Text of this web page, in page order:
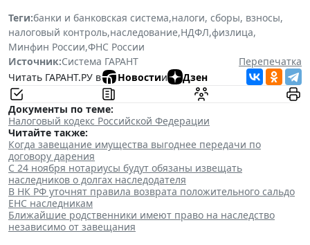
Теги:банки и банковская система,налоги, сборы, взносы,
налоговый контроль,наследование,НДФЛ,физлица,
Минфин России,ФНС России
Источник:Система ГАРАНТ
Перепечатка
Читать ГАРАНТ.РУ в
Новостии Дзен
Документы по теме:
Налоговый кодекс Российской Федерации
Читайте также:
Когда завещание имущества выгоднее передачи по
договору дарения
С 24 ноября нотариусы будут обязаны извещать
наследников о долгах наследодателя
В НК РФ уточнят правила возврата положительного сальдо
ЕНС наследникам
Ближайшие родственники имеют право на наследство
независимо от завещания